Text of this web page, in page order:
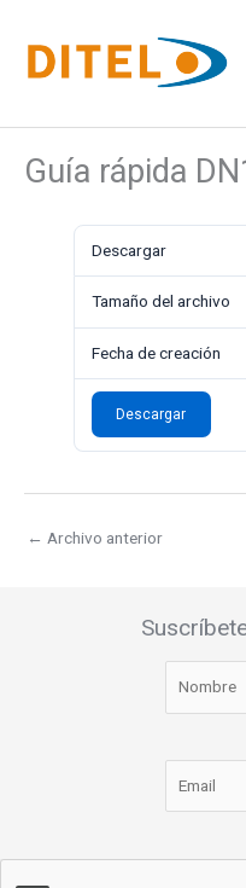
contenido
Guía rápida
Descargar
Tamaño del archivo
Fecha de creación
Descargar
← Archivo anterior